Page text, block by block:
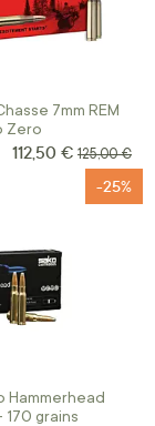
7mm REM
Zero
Prix Spécial
112,50 € Prix normal
125,00 €
Hammerhead
170 grains
-25%